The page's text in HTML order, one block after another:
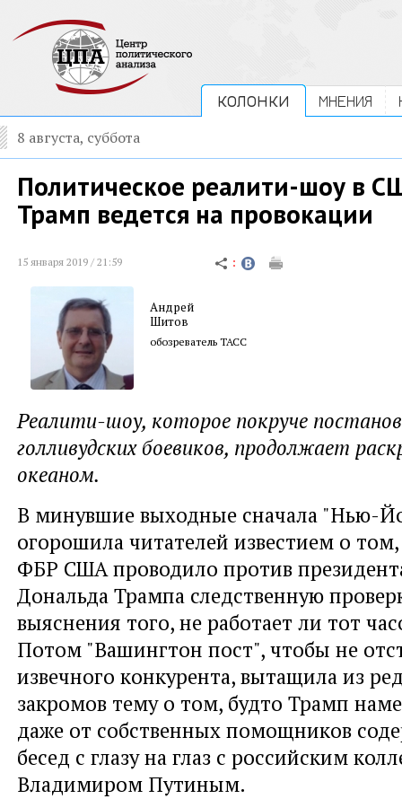
КОЛОНКИ МНЕНИЯ
8 августа, суббота
Политическое реалити-шоу в
Трамп ведется на провокации
15 января 2019 / 21:59
Андрей
Шитов
обозреватель ТАСС
Реалити-шоу, которое покруче
голливудских боевиков, продолжает
океаном.
В минувшие выходные сначала "Нью-
огорошила читателей известием о том,
ФБР США проводило против
Дональда Трампа следственную
выяснения того, не работает ли тот
Потом "Вашингтон пост", чтобы не
извечного конкурента, вытащила из
закромов тему о том, будто Трамп
даже от собственных помощников
бесед с глазу на глаз с российским
Владимиром Путиным.